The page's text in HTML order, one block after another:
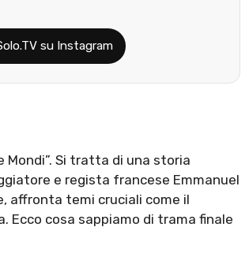
su Instagram
Mondi”. Si tratta di una storia
e regista francese Emmanuel
affronta temi cruciali come il
Ecco cosa sappiamo di trama finale